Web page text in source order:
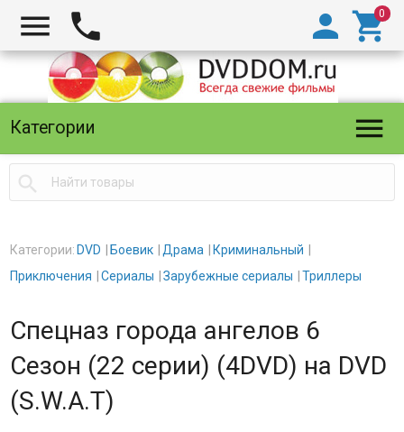
  

Категории 

Категории: DVD Боевик Драма
Криминальный
Приключения
Сериалы Зарубежные сериалы Триллеры
Спецназ города ангелов 6
Сезон (22 серии) (4DVD) на DVD
(S.W.A.T)